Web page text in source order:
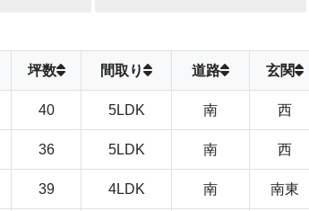
坪数 間取り 道路 玄関
40 5LDK 南 西
36 5LDK 南 西
39 4LDK 南 南東